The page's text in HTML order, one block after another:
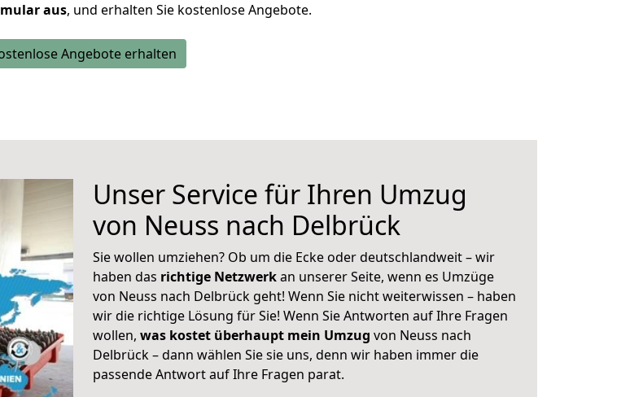
aus, und erhalten Sie kostenlose Angebote.
Angebote erhalten
Unser Service für Ihren Umzug
von Neuss nach Delbrück
Sie wollen umziehen? Ob um die Ecke oder deutschlandweit – wir
haben das richtige Netzwerkan unserer Seite, wenn es Umzüge
von Neuss nach Delbrück geht! Wenn Sie nicht weiterwissen – haben
wir die richtige Lösung für Sie! Wenn Sie Antworten auf Ihre Fragen
wollen, was kostet überhaupt mein Umzug von Neuss nach
Delbrück – dann wählen Sie sie uns, denn wir haben immer die
passende Antwort auf Ihre Fragen parat.